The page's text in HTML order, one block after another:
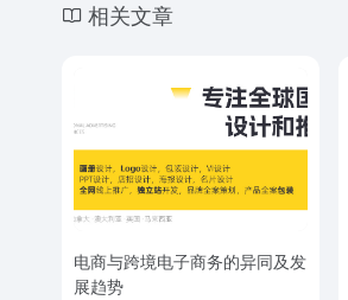
相关文章
电商与跨境电子商务的异同及发
展趋势